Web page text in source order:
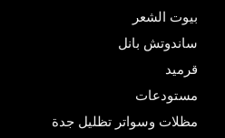
بيوت الشعر
ساندوتش بانل
قرميد
مستودعات
مظلات وسواتر تظليل جدة